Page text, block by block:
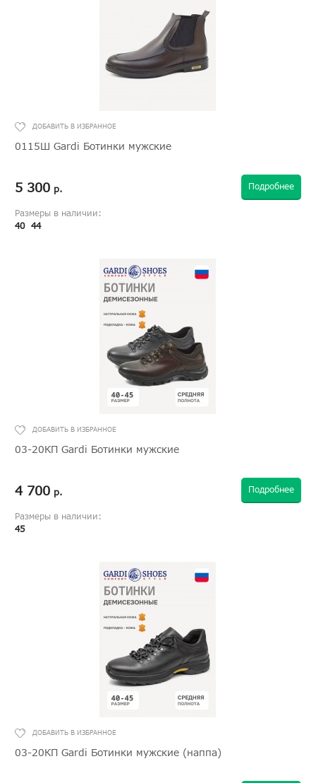
0115Ш Gardi Ботинки мужские
5 300 р. Подробнее
Размеры в наличии:
40 44
03-20КП Gardi Ботинки мужские
4 700 р. Подробнее
Размеры в наличии:
45
03-20КП Gardi Ботинки мужские (наппа)